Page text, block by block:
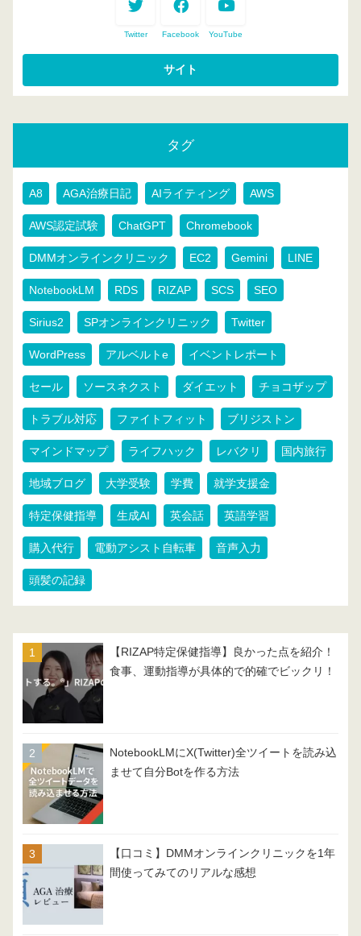
Twitter Facebook YouTube
タグ
A8 AGA治療日記 AIライティング AWS
AWS認定試験 ChatGPT Chromebook
DMMオンラインクリニック EC2 Gemini LINE
NotebookLM RDS RIZAP SCS SEO
Sirius2 SPオンラインクリニック Twitter
WordPress アルベルトe イベントレポート
セール ソースネクスト ダイエット チョコザップ
トラブル対応 ファイトフィット ブリジストン
マインドマップ ライフハック レバクリ 国内旅行
地域ブログ 大学受験 学費 就学支援金
特定保健指導 生成AI 英会話 英語学習
購入代行 電動アシスト自転車 音声入力
頭髪の記録
【RIZAP特定保健指導】良かった点を紹介！
食事、運動指導が具体的で的確でビックリ！
NotebookLMにX(Twitter)全ツイートを読み込
ませて自分Botを作る方法
【口コミ】DMMオンラインクリニックを1年
間使ってみてのリアルな感想